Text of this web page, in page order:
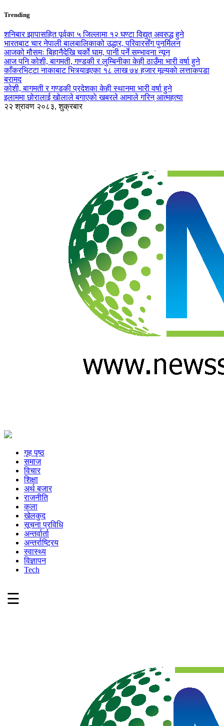
Trending
शनिबार झापासहित पूर्वका ५ जिल्लामा १२ घण्टा विद्युत् अवरुद्ध हुने
भारतबाट चार नेपाली बालबालिकाको उद्धार, परिवारसँग पुनर्मिलन
आजको मौसमः बिहानैदेखि चर्को घाम, पानी पर्ने सम्भावना न्यून
आज पनि कोशी, बागमती, गण्डकी र लुम्बिनीका केही ठाउँमा भारी वर्षा हुने
काँकरभिट्टा नाकाबाट भित्र्याइएका १८ लाख ७४ हजार मूल्यकाे लत्ताकपडा
बरामद
कोशी, बागमती र गण्डकी प्रदेशका केही स्थानमा भारी वर्षा हुने
इलाममा छोरालाई खोलाले बगाएकाे खबरले आमाले गरिन् आत्महत्या
२२ श्रावण २०८३, शुक्रबार
गृह पृष्ठ
समाज
विचार
शिक्षा
अर्थ बजार
राजनीति
कला
खेलकुद
सूचना प्रविधि
अन्तर्वार्ता
अन्तर्राष्ट्रिय
स्वास्थ्य
विज्ञापन
Tech
☰